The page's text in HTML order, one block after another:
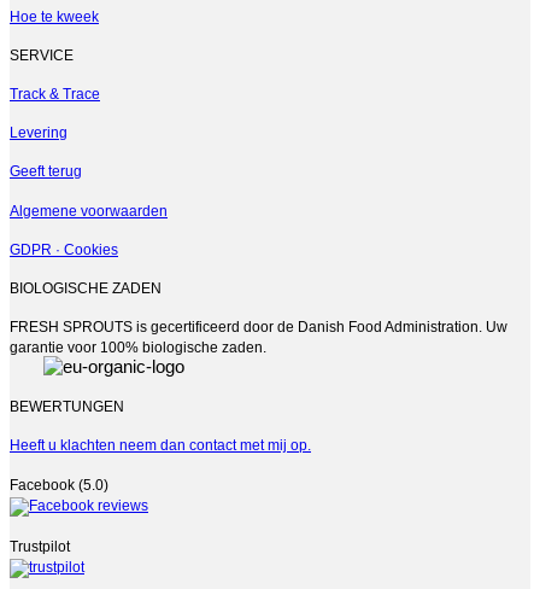
Hoe te kweek
SERVICE
Track & Trace
Levering
Geeft terug
Algemene voorwaarden
GDPR · Cookies
BIOLOGISCHE ZADEN
FRESH SPROUTS is gecertificeerd door de Danish Food Administration. Uw
garantie voor 100% biologische zaden.
BEWERTUNGEN
Heeft u klachten neem dan contact met mij op.
Facebook (5.0)
Trustpilot